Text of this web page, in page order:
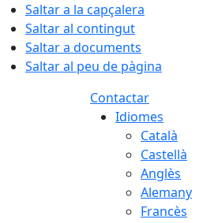
Saltar a la capçalera
Saltar al contingut
Saltar a documents
Saltar al peu de pàgina
Contactar
Idiomes
Català
Castellà
Anglès
Alemany
Francès